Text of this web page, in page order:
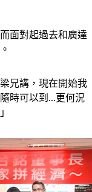
面對起過去和廣達
兄講，現在開始我
時可以到...更何況